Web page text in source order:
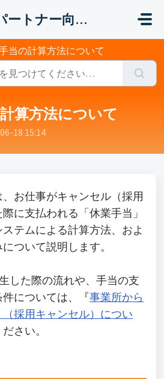
matchboxパートナー向けヘルプ
当の計算方法について
算方法について
18 15:14:07 +0900
お仕事がキャンセル（採用
に支払われる「休業手当」
テムによる計算方法、およ
ついて説明します。
した際の流れや、手当の支
については、『事業所から
採用キャンセル）につい
さい。